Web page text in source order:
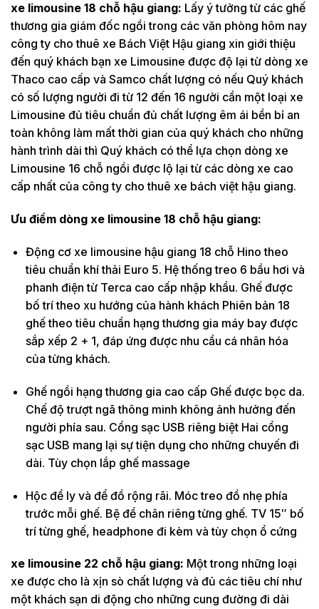
xe limousine 18 chỗ hậu giang: Lấy ý tưởng từ các ghế
thương gia giám đốc ngồi trong các văn phòng hôm nay
công ty cho thuê xe Bách Việt Hậu giang xin giới thiệu
đến quý khách bạn xe Limousine được độ lại từ dòng xe
Thaco cao cấp và Samco chất lượng có nếu Quý khách
có số lượng người đi từ 12 đến 16 người cần một loại xe
Limousine đủ tiêu chuẩn đủ chất lượng êm ái bền bỉ an
toàn không làm mất thời gian của quý khách cho những
hành trình dài thì Quý khách có thể lựa chọn dòng xe
Limousine 16 chỗ ngồi được lộ lại từ các dòng xe cao
cấp nhất của công ty cho thuê xe bách việt hậu giang.
Ưu điểm dòng xe limousine 18 chỗ hậu giang:
Động cơ xe limousine hậu giang 18 chỗ Hino theo
tiêu chuẩn khí thải Euro 5. Hệ thống treo 6 bầu hơi và
phanh điện từ Terca cao cấp nhập khẩu. Ghế được
bố trí theo xu hướng của hành khách Phiên bản 18
ghế theo tiêu chuẩn hạng thương gia máy bay được
sắp xếp 2 + 1, đáp ứng được nhu cầu cá nhân hóa
của từng khách.
Ghế ngồi hạng thương gia cao cấp Ghế được bọc da.
Chế độ trượt ngã thông minh không ảnh hưởng đến
người phía sau. Cổng sạc USB riêng biệt Hai cổng
sạc USB mang lại sự tiện dụng cho những chuyến đi
dài. Tùy chọn lắp ghế massage
Hộc để ly và để đồ rộng rãi. Móc treo đồ nhẹ phía
trước mỗi ghế. Bệ để chân riêng từng ghế. TV 15″ bố
trí từng ghế, headphone đi kèm và tùy chọn ổ cứng
xe limousine 22 chỗ hậu giang: Một trong những loại
xe được cho là xịn sò chất lượng và đủ các tiêu chí như
một khách sạn di động cho những cung đường đi dài